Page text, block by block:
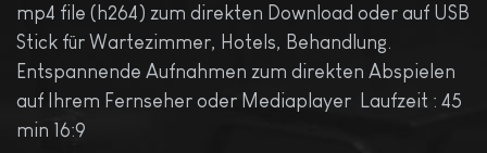
mp4 file (h264) zum direkten Download oder auf USB
Stick für Wartezimmer, Hotels, Behandlung.
Entspannende Aufnahmen zum direkten Abspielen
auf Ihrem Fernseher oder Mediaplayer Laufzeit : 45
min 16:9